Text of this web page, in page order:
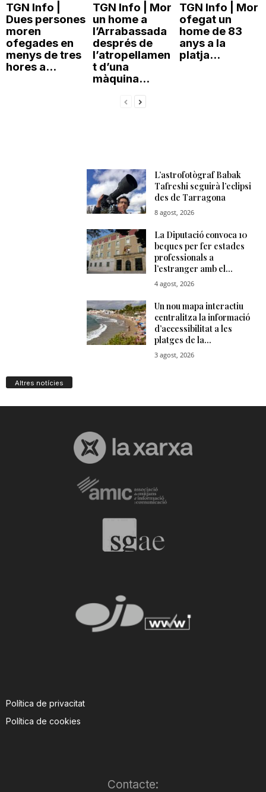
TGN Info |
Dues persones
moren
ofegades en
menys de tres
hores a...
TGN Info | Mor
un home a
l’Arrabassada
després de
l’atropellamen
t d’una
màquina...
TGN Info | Mor
ofegat un
home de 83
anys a la
platja...
Altres notícies
Política de privacitat
Política de cookies
Contacte: